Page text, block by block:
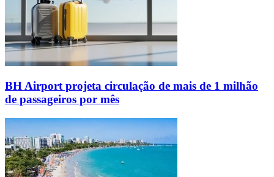
BH Airport projeta circulação de mais de 1 milhão
de passageiros por mês